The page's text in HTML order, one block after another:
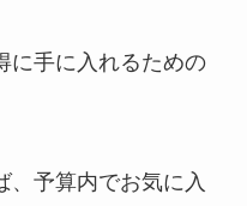
に手に入れるための
、予算内でお気に入